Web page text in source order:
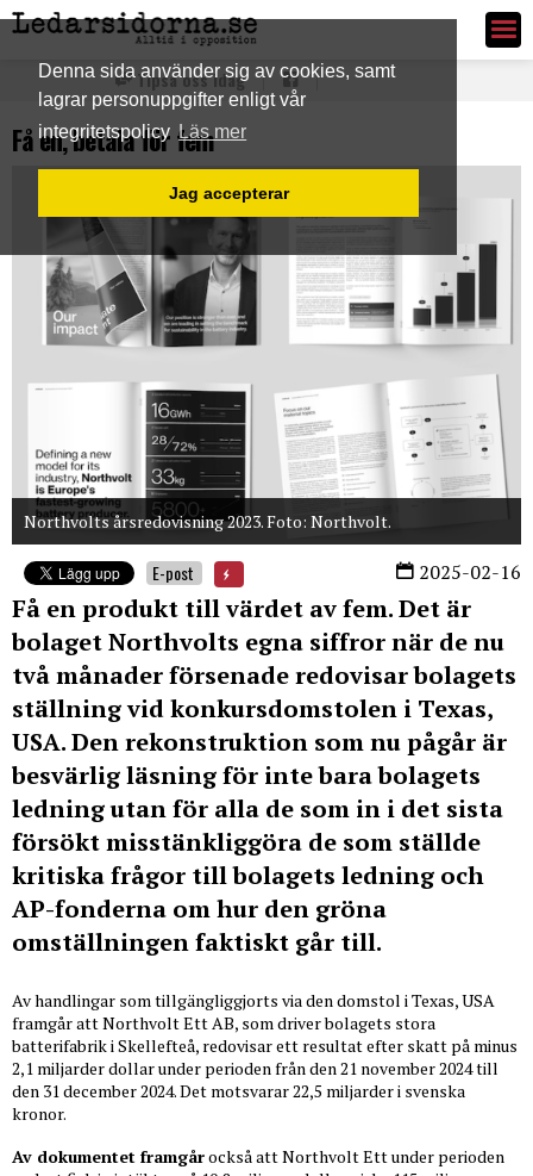
Denna sida använder sig av cookies, samt
lagrar personuppgifter enligt vår
integritetspolicy Läs mer
Jag accepterar
Ledarsidorna.se
Tipsa oss idag
Få en, betala för fem
Northvolts årsredovisning 2023. Foto: Northvolt.
2025-02-16
E-post
Få en produkt till värdet av fem. Det är
bolaget Northvolts egna siffror när de nu
två månader försenade redovisar bolagets
ställning vid konkursdomstolen i Texas,
USA. Den rekonstruktion som nu pågår är
besvärlig läsning för inte bara bolagets
ledning utan för alla de som in i det sista
försökt misstänkliggöra de som ställde
kritiska frågor till bolagets ledning och
AP-fonderna om hur den gröna
omställningen faktiskt går till.
Av handlingar som tillgängliggjorts via den domstol i Texas, USA
framgår att Northvolt Ett AB, som driver bolagets stora
batterifabrik i Skellefteå, redovisar ett resultat efter skatt på minus
2,1 miljarder dollar under perioden från den 21 november 2024 till
den 31 december 2024. Det motsvarar 22,5 miljarder i svenska
kronor.
Av dokumentet framgårockså att Northvolt Ett under perioden